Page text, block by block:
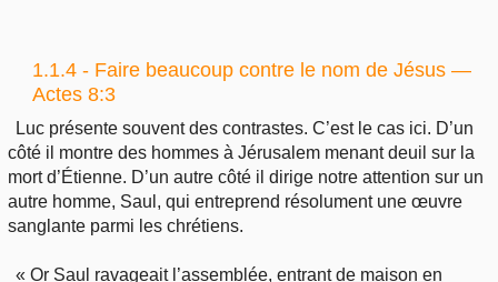
1.1.4 - Faire beaucoup contre le nom de Jésus —
Actes 8:3
Luc présente souvent des contrastes. C’est le cas ici. D’un
côté il montre des hommes à Jérusalem menant deuil sur la
mort d’Étienne. D’un autre côté il dirige notre attention sur un
autre homme, Saul, qui entreprend résolument une œuvre
sanglante parmi les chrétiens.
« Or Saul ravageait l’assemblée, entrantde maison en